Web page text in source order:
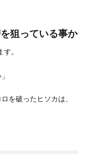
狙っている事か
。
を破ったヒソカは、